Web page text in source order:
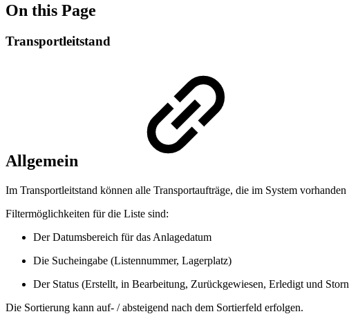
On this Page
Transportleitstand
Allgemein
Im Transportleitstand können alle Transportaufträge, die im System
Filtermöglichkeiten für die Liste sind:
Der Datumsbereich für das Anlagedatum
Die Sucheingabe (Listennummer, Lagerplatz)
Der Status (Erstellt, in Bearbeitung, Zurückgewiesen, Erledigt und
Die Sortierung kann auf- / absteigend nach dem Sortierfeld erfolgen.